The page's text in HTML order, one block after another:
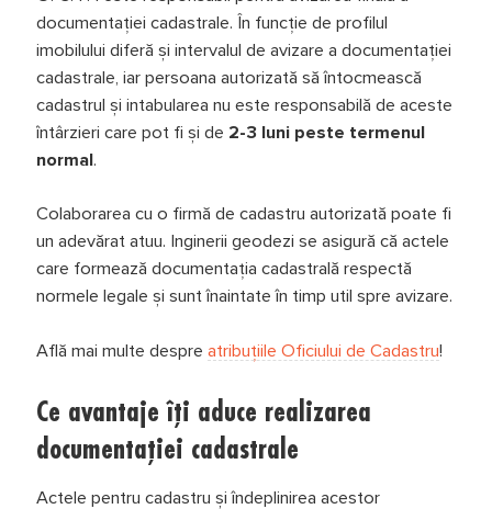
documentației cadastrale. În funcție de profilul
imobilului diferă și intervalul de avizare a documentației
cadastrale, iar persoana autorizată să întocmească
cadastrul și intabularea nu este responsabilă de aceste
întârzieri care pot fi şi de 2-3 luni peste termenul
normal .
Colaborarea cu o firmă de cadastru autorizată poate fi
un adevărat atuu. Inginerii geodezi se asigură că actele
care formează documentația cadastrală respectă
normele legale și sunt înaintate în timp util spre avizare.
Află mai multe despre atribuțiile Oficiului de Cadastru!
Ce avantaje îți aduce realizarea
documentației cadastrale
Actele pentru cadastru și îndeplinirea acestor